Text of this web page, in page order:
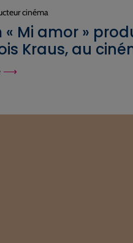
cinéma
« Mi amor »
Kraus, au